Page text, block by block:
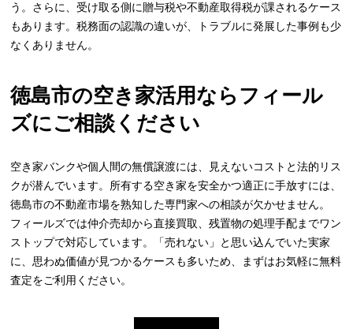
う。さらに、受け取る側に贈与税や不動産取得税が課されるケース
もあります。税務面の認識の違いが、トラブルに発展した事例も少
なくありません。
徳島市の空き家活用ならフィール
ズにご相談ください
空き家バンクや個人間の無償譲渡には、見えないコストと法的リス
クが潜んでいます。所有する空き家を安全かつ適正に手放すには、
徳島市の不動産市場を熟知した専門家への相談が欠かせません。
フィールズでは仲介売却から直接買取、残置物の処理手配までワン
ストップで対応しています。「売れない」と思い込んでいた実家
に、思わぬ価値が見つかるケースも多いため、まずはお気軽に無料
査定をご利用ください。